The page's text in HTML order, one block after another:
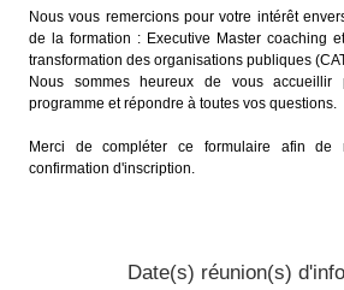
Nous vous remercions pour votre intérêt
de la formation : Executive Master coaching
transformation des organisations publiques
Nous sommes heureux de vous accueillir
programme et répondre à toutes vos questions.
Merci de compléter ce formulaire afin de
confirmation d'inscription.
Date(s) réunion(s)